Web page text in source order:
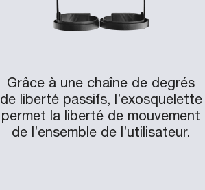
Grâce à une chaîne de degrés
de liberté passifs, l’exosquelette
permet la liberté de mouvement
de l’ensemble de l’utilisateur.